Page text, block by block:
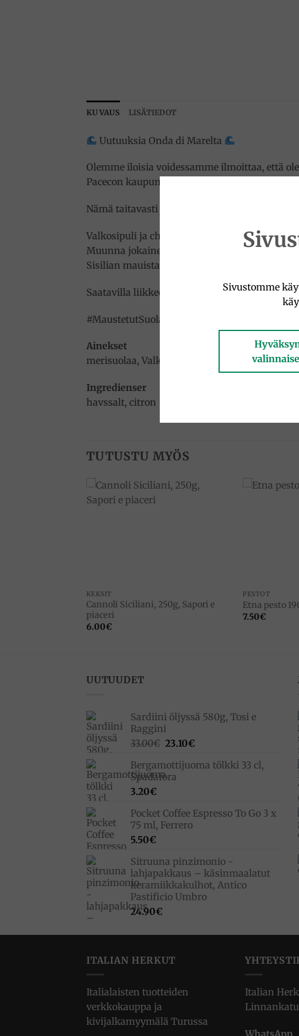
KUVAUS LISÄTIEDOT
Uutuuksia Onda di Marelta
Olemme iloisia voidessamme ilmoittaa, että
Pacecon kaupungista Sisiliasta!
Nämä taitavasti rikastetut suolat ovat
Valkosipuli ja chili – Tulinen duo, joka
Muunna jokainen reseptisi kulinaariseksi
Sisilian mauista.
Saatavilla liikkeessä ja verkossa. Älä missaa
#MaustetutSuolat #OndaDiMare
Ainekset
merisuolaa, Valkosipuli ja chili
Ingredienser
havssalt, citron
TUTUSTU MYÖS
KEKSIT
Cannoli Siciliani, 250g, Sapori e
piaceri
6.00€
PESTOT
Etna pesto
7.50€
UUTUUDET
Sardiini öljyssä 580g, Tosi e
Raggini
33.00€ Alkuperäinen
oli:
33.00€.
23.10€Nykyinen
on:
Bergamottijuoma tölkki 33 cl,
Spadafora
3.20€
Pocket Coffee Espresso To Go 3 x
75 ml, Ferrero
5.50€
Sitruuna pinzimonio -
lahjapakkaus – käsinmaalatut
keramiikkakulhot, Antico
Pastificio Umbro
24.90€
ITALIAN HERKUT
Italialaisten tuotteiden
verkkokauppa ja
kivijalkamyymälä Turussa
Italian
Linnankatu
Sivustomme